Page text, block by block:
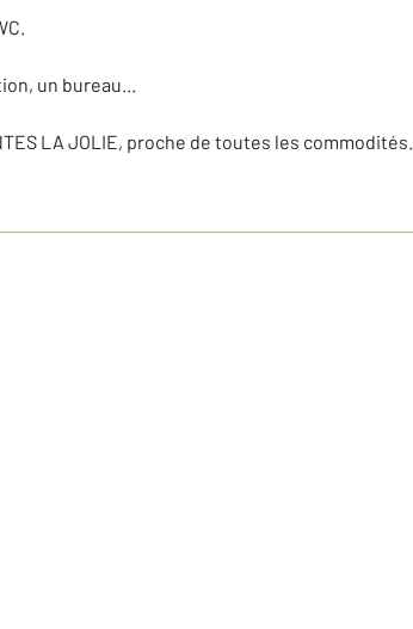
un bureau...
LA JOLIE, proche de toutes les commodités.